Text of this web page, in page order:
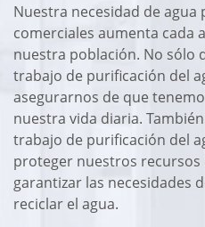
Nuestra necesidad de
comerciales aumenta cada
nuestra población. No sólo
trabajo de purificación del
asegurarnos de que
nuestra vida diaria.
trabajo de purificación del
proteger nuestros recursos
garantizar las necesidades
reciclar el agua.